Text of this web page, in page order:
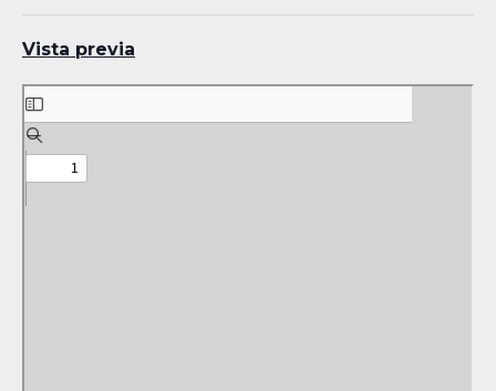
Vista previa
Skip
to
PDF
content